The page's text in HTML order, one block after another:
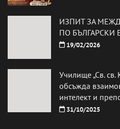
ИЗПИТ ЗА
ПО БЪЛГАРСКИ
19/02/2026
Училище „Св.
обсъжда
интелект и
31/10/2025